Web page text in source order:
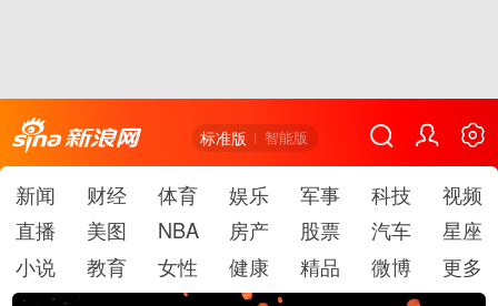
标准版 智能版
新闻 财经 体育 娱乐 军事 科技
视频
直播
美图 NBA 房产 股票 汽车
星座
小说
教育 女性 健康 精品 微博 更多